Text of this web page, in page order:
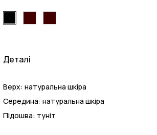
Деталі
Верх: натуральна шкіра
Середина: натуральна шкіра
Підошва: туніт